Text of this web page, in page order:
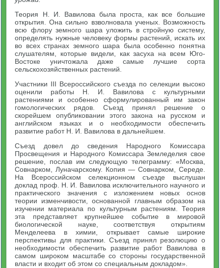
Теория Н. И. Вавилова была проста, как все большие
открытия. Она сильно взволновала ученых. Возможность
всю флору земного шара уложить в стройную систему,
определять нужные человеку формы растений, искать их
во всех странах земного шара была особенно понятна
слушателям, которые видели, как засуха на всем Юго-
Востоке уничтожала даже самые лучшие сорта
сельскохозяйственных растений.
Участники III Всероссийского съезда по селекции высоко
оценили работы Н. И. Вавилова с культурными
растениями и особенно сформулированный им закон
гомологических рядов. Съезд принял решение о
скорейшем опубликовании этого закона на русском и
английском языках и о необходимости обеспечить
развитие работ Н. И. Вавилова в дальнейшем.
Съезд довел до сведения Народного Комиссара
Просвещения и Народного Комиссара Земледелия свое
решение, послав им следующую телеграмму: «Москва,
Совнарком, Луначарскому. Копия — Совнарком, Середе.
На Всероссийском селекционном съезде выслушан
доклад проф. Н. И. Вавилова исключительного научного и
практического значения с изложением новых основ
теории изменчивости, основанной главным образом на
изучении материала по культурным растениям. Теория
эта представляет крупнейшее событие в мировой
биологической науке, соответствуя открытиям
Менделеева в химии, открывает самые широкие
перспективы для практики. Съезд принял резолюцию о
необходимости обеспечить развитие работ Вавилова в
самом широком масштабе со стороны государственной
власти и входит об этом со специальным докладом».